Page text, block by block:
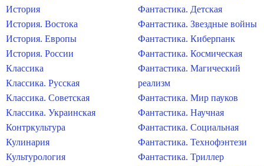
История
История. Востока
История. Европы
История. России
Классика
Классика. Русская
Классика. Советская
Классика. Украинская
Контркультура
Кулинария
Культурология
Фантастика. Детская
Фантастика. Звездные войны
Фантастика. Киберпанк
Фантастика. Космическая
Фантастика. Магический
реализм
Фантастика. Мир пауков
Фантастика. Научная
Фантастика. Социальная
Фантастика. Технофэнтези
Фантастика. Триллер